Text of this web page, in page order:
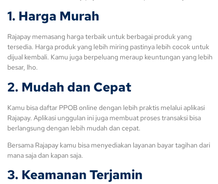
1. Harga Murah
Rajapay memasang harga terbaik untuk berbagai produk yang
tersedia. Harga produk yang lebih miring pastinya lebih cocok untuk
dijual kembali. Kamu juga berpeluang meraup keuntungan yang lebih
besar, lho.
2. Mudah dan Cepat
Kamu bisa daftar PPOB online dengan lebih praktis melalui aplikasi
Rajapay. Aplikasi unggulan ini juga membuat proses transaksi bisa
berlangsung dengan lebih mudah dan cepat.
Bersama Rajapay kamu bisa menyediakan layanan bayar tagihan dari
mana saja dan kapan saja.
3. Keamanan Terjamin